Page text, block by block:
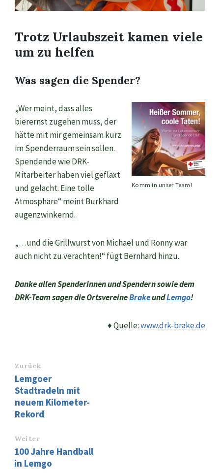
Trotz Urlaubszeit kamen viele
um zu helfen
Was sagen die Spender?
Komm in unser Team!
„Wer meint, dass alles
bierernst zugehen muss, der
hätte mit mir gemeinsam kurz
im Spenderraum sein sollen.
Spendende wie DRK-
Mitarbeiter haben viel geflaxt
und gelacht. Eine tolle
Atmosphäre“ meint Burkhard
augenzwinkernd.
„…und die Grillwurst von Michael und Ronny war
auch nicht zu verachten!“ fügt Bernhard hinzu.
Danke allen Spenderinnen und Spendern sowie dem
DRK-Team sagen die OrtsvereineBrakeundLemgo!
♦ Quelle:www.drk-brake.de
Zurück
Lemgoer
Stadtradeln mit
neuem Kilometer-
Rekord
Weiter
100 Jahre Handball
in Lemgo